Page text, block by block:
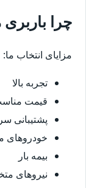
چرا
مزایای انتخاب ما:
تجربه بالا
قیمت
پشتیبانی
خودروهای
بیمه بار
نیروهای